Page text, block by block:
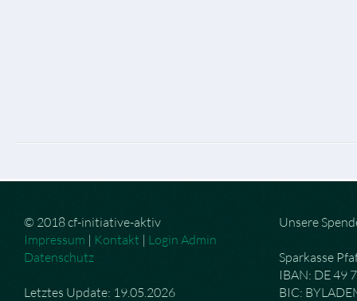
© 2018 cf-initiative-aktiv
Impressum | Kontakt | Login Admin
Datenschutz
Letztes Update: 19.05.2026
Unsere
Sparkasse
IBAN: DE 49
BIC: